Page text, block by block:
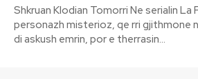
Shkruan Klodian Tomorri Ne serialin La Piovra eshte nje
personazh misterioz, qe rri gjithmone
di askush emrin, por e therrasin...